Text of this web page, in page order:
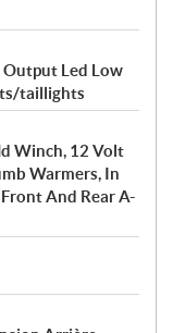
Output Led Low
taillights
Winch, 12 Volt
Warmers, In
And Rear A-